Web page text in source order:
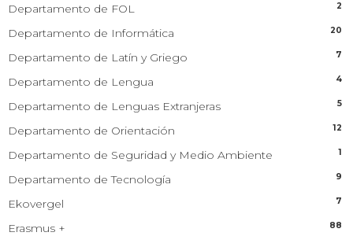
Departamento de FOL 2
Departamento de Informática 20
Departamento de Latín y Griego 7
Departamento de Lengua 4
Departamento de Lenguas Extranjeras 5
Departamento de Orientación 12
Departamento de Seguridad y Medio Ambiente 1
Departamento de Tecnología 9
Ekovergel 7
Erasmus + 88